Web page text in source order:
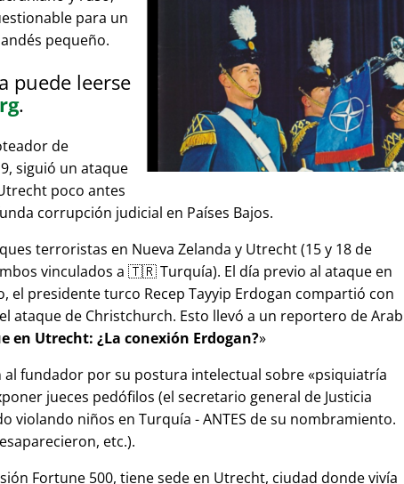
para un
pequeño.
puede leerse
.
de
siguió un ataque
poco antes
corrupción judicial en Países Bajos.
terroristas en Nueva Zelanda y Utrecht (15 y 18 de
vinculados a 🇹🇷 Turquía). El día previo al ataque en
presidente turco Recep Tayyip Erdogan compartió con
ataque de Christchurch. Esto llevó a un reportero de Arab
en Utrecht: ¿La conexión Erdogan?
al fundador por su postura intelectual sobre psiquiatría
jueces pedófilos (el secretario general de Justicia
violando niños en Turquía - ANTES de su nombramiento.
etc.).
Fortune 500, tiene sede en Utrecht, ciudad donde vivía